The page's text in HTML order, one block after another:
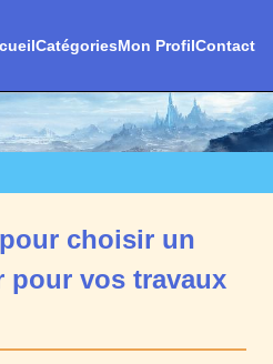
CatégoriesMon ProfilContact
choisir un
pour vos travaux